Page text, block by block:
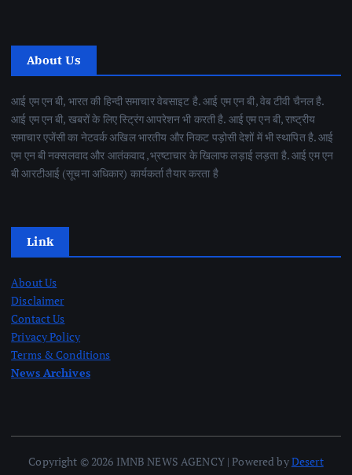
About Us
आई एम एन बी, भारत की हिन्दी समाचार वेबसाइट है. आई एम एन बी, वेब टीवी चैनल है.
आई एम एन बी, खबरों के लिए स्ट्रिंग आपरेशन भी करती है. आई एम एन बी, राष्ट्रीय
समाचार एजेंसी का नेटवर्क अखिल भारतीय और निकट पड़ोसी देशों में भी स्थापित है. आई
एम एन बी नक्सलवाद और आतंकवाद ,भ्रष्टाचार के खिलाफ लड़ाई लड़ता है. आई एम एन
बी आरटीआई (सूचना अधिकार) कार्यकर्ता तैयार करता है
Link
About Us
Disclaimer
Contact Us
Privacy Policy
Terms & Conditions
News Archives
Copyright © 2026 IMNB NEWS AGENCY | Powered byDesert